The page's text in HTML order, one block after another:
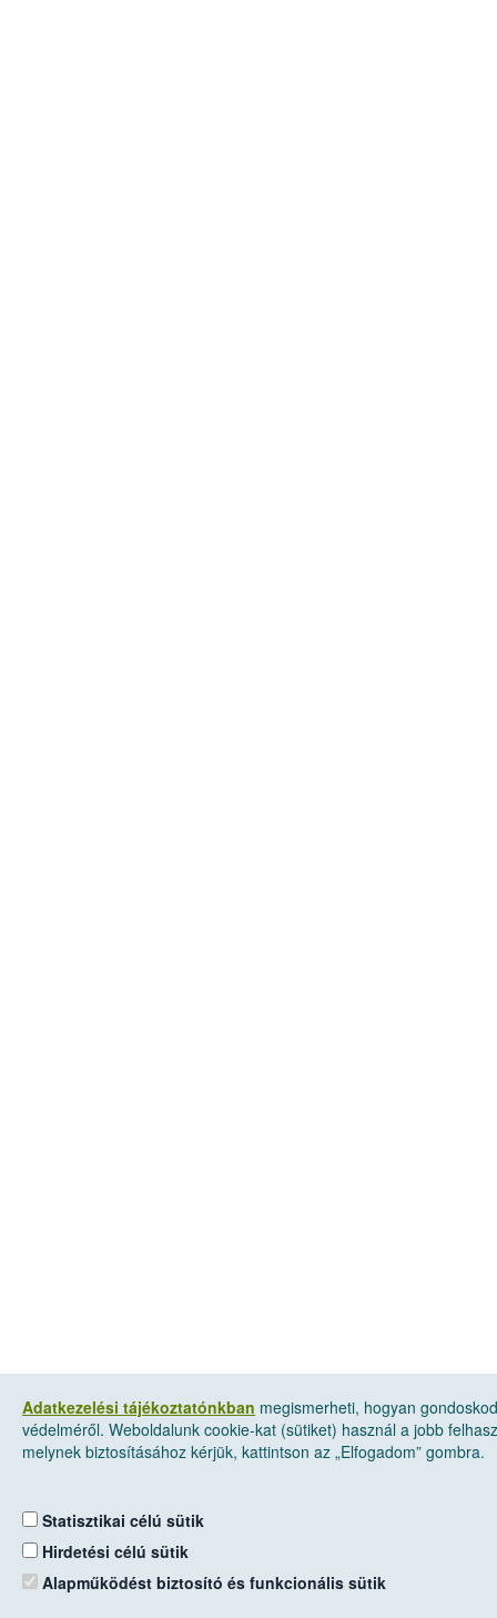
Adatkezelési tájékoztatónkban megismerheti, hogyan
védelméről. Weboldalunk cookie-kat (sütiket) használ a jobb
melynek biztosításához kérjük, kattintson az „Elfogadom” gombra.
Statisztikai célú sütik
Hirdetési célú sütik
Alapműködést biztosító és funkcionális sütik